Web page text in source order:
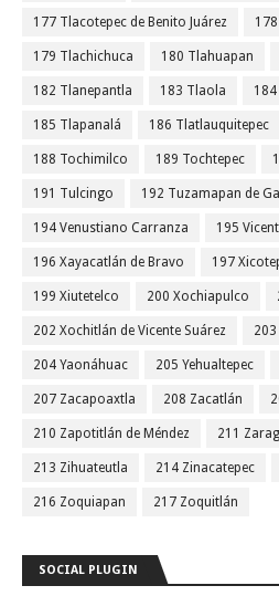
177 Tlacotepec de Benito Juárez
179 Tlachichuca 180 Tlahuapan
182 Tlanepantla 183 Tlaola
185 Tlapanalá 186 Tlatlauquitepec
188 Tochimilco 189 Tochtepec
191 Tulcingo 192 Tuzamapan de
194 Venustiano Carranza 195
196 Xayacatlán de Bravo 197
199 Xiutetelco 200 Xochiapulco
202 Xochitlán de Vicente Suárez
204 Yaonáhuac 205 Yehualtepec
207 Zacapoaxtla 208 Zacatlán
210 Zapotitlán de Méndez 211
213 Zihuateutla 214 Zinacatepec
216 Zoquiapan 217 Zoquitlán
SOCIAL PLUGIN